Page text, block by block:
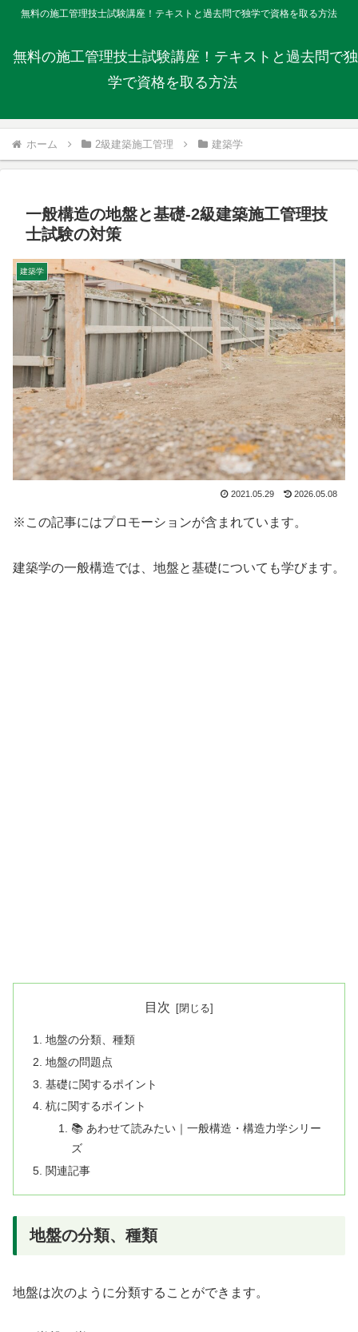
無料の施工管理技士試験講座！テキストと過去問で独学で資格を取る方法
無料の施工管理技士試験講座！テキストと過去問で独
学で資格を取る方法
ホーム 2級建築施工管理 建築学
一般構造の地盤と基礎-2級建築施工管理技
士試験の対策
建築学
2021.05.29 2026.05.08
※この記事にはプロモーションが含まれています。
建築学の一般構造では、地盤と基礎についても学びます。
目次
地盤の分類、種類
地盤の問題点
基礎に関するポイント
杭に関するポイント
📚 あわせて読みたい｜一般構造・構造力学シリー
ズ
関連記事
地盤の分類、種類
地盤は次のように分類することができます。